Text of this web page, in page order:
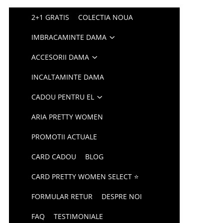
2+1 GRATIS COLECTIA NOUA
IMBRACAMINTE DAMA
ACCESORII DAMA
INCALTAMINTE DAMA
CADOU PENTRU EL
ARIA PRETTY WOMEN
PROMOTII ACTUALE
CARD CADOU BLOG
CARD PRETTY WOMEN SELECT ⭐
FORMULAR RETUR DESPRE NOI
FAQ TESTIMONIALE